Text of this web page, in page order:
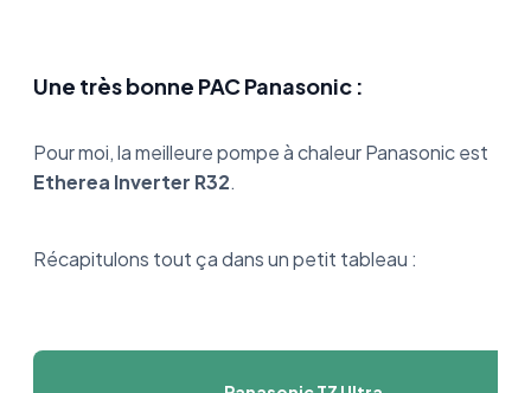
Une très bonne PAC Panasonic :
Pour moi, la meilleure pompe à chaleur Panasonic est
Etherea Inverter R32.
Récapitulons tout ça dans un petit tableau :